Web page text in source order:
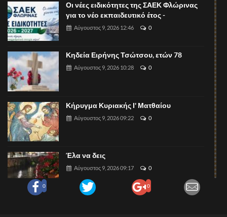
0 0
Οι νέες ειδικότητες της ΣΑΕΚ Φλώρινας
για το νέο εκπαιδευτικό έτος -
Αύγουστος 9, 2026 12:46 0
Κηδεία Ειρήνης Τσώτσου, ετών 78
Αύγουστος 9, 2026 10:28 0
Κήρυγμα Κυριακής Ι' Ματθαίου
Αύγουστος 9, 2026 09:22 0
Έλα να δεις
Αύγουστος 9, 2026 09:17 0